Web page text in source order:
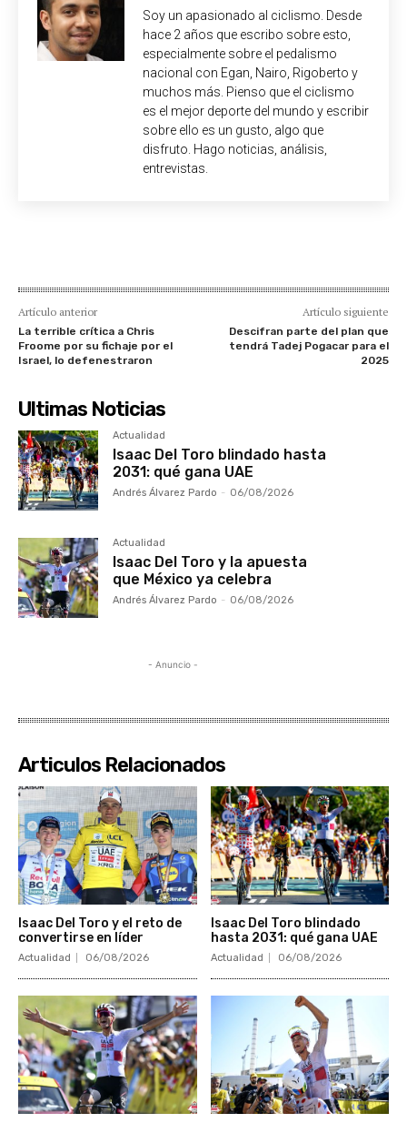
Soy un apasionado al ciclismo. Desde
hace 2 años que escribo sobre esto,
especialmente sobre el pedalismo
nacional con Egan, Nairo, Rigoberto y
muchos más. Pienso que el ciclismo
es el mejor deporte del mundo y escribir
sobre ello es un gusto, algo que
disfruto. Hago noticias, análisis,
entrevistas.
Artículo anterior
La terrible crítica a Chris
Froome por su fichaje por el
Israel, lo defenestraron
Artículo siguiente
Descifran parte del plan que
tendrá Tadej Pogacar para el
2025
Ultimas Noticias
Actualidad
Isaac Del Toro blindado hasta
2031: qué gana UAE
Andrés Álvarez Pardo - 06/08/2026
Actualidad
Isaac Del Toro y la apuesta
que México ya celebra
Andrés Álvarez Pardo - 06/08/2026
- Anuncio -
Articulos Relacionados
Isaac Del Toro y el reto de
convertirse en líder
Actualidad 06/08/2026
Isaac Del Toro blindado
hasta 2031: qué gana UAE
Actualidad 06/08/2026